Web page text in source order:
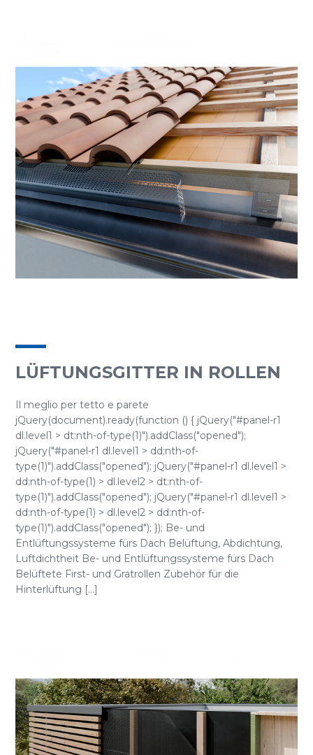
LÜFTUNGSGITTER IN ROLLEN
Il meglio per tetto e parete
jQuery(document).ready(function () { jQuery("#panel-r1
dl.level1 > dt:nth-of-type(1)").addClass("opened");
jQuery("#panel-r1 dl.level1 > dd:nth-of-
type(1)").addClass("opened"); jQuery("#panel-r1 dl.level1 >
dd:nth-of-type(1) > dl.level2 > dt:nth-of-
type(1)").addClass("opened"); jQuery("#panel-r1 dl.level1 >
dd:nth-of-type(1) > dl.level2 > dd:nth-of-
type(1)").addClass("opened"); }); Be- und
Entlüftungssysteme fürs Dach Belüftung, Abdichtung,
Luftdichtheit Be- und Entlüftungssysteme fürs Dach
Belüftete First- und Gratrollen Zubehör für die
Hinterlüftung [...]